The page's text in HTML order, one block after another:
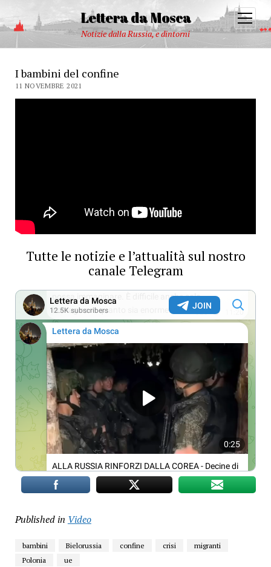
Lettera da Mosca
Notizie dalla Russia, e dintorni
open
menu
I bambini del confine
11 NOVEMBRE 2021
Tutte le notizie e l’attualità sul nostro
canale Telegram
Published in Video
bambini Bielorussia confine crisi
migranti
Polonia
ue